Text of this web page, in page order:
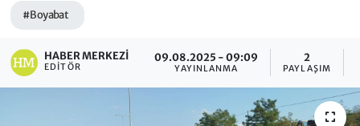
#Boyabat
HABER MERKEZI
EDITÖR
09.08.2025 - 09:09
YAYINLANMA
2
PAYLAŞIM
Haber Arşivi